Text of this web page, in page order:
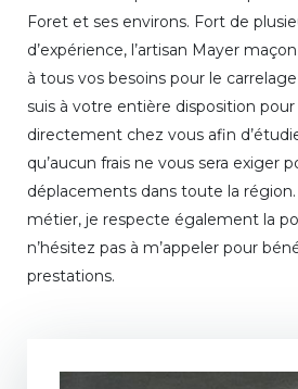
Foret et ses environs. Fort de
d’expérience, l’artisan Mayer
à tous vos besoins pour le
suis à votre entière disposition
directement chez vous afin
qu’aucun frais ne vous sera exiger
déplacements dans toute la région.
métier, je respecte également la
n’hésitez pas à m’appeler pour
prestations.